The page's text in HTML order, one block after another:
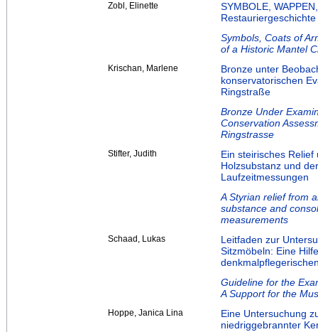
Zobl, Elinette
SYMBOLE,
Symbols, Coats of
of a Historic Mantel
Krischan, Marlene
Bronze unter
konservatorischen
Ringstraße
Bronze Under
Conservation
Ringstrasse
Stifter, Judith
Ein steirisches
Holzsubstanz und
Laufzeitmessungen
A Styrian relief from
substance and
measurements
Schaad, Lukas
Leitfaden zur
Sitzmöbeln: Eine
Guideline for the
A Support for the
Hoppe, Janica Lina
Eine Untersuchung
niedriggebrannter